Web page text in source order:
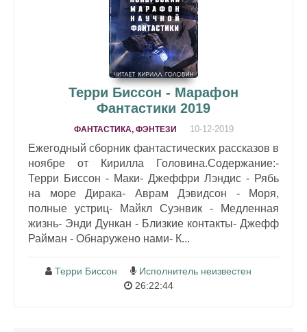
Терри Биссон - Марафон
Фантастики 2019
ФАНТАСТИКА, ФЭНТЕЗИ 10-12-2019
Ежегодный сборник фантастических рассказов в
ноябре от Кирилла Головина.Содержание:-
Терри Биссон - Маки- Джеффри Лэндис - Рябь
на море Дирака- Аврам Дэвидсон - Моря,
полные устриц- Майкл Суэнвик - Медленная
жизнь- Энди Дункан - Близкие контакты- Джефф
Райман - Обнаружено нами- К...
Терри Биссон
Исполнитель неизвестен
26:22:44